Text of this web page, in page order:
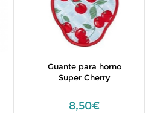
Guante para horno
Super Cherry
8,50€